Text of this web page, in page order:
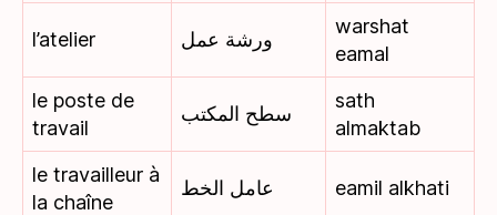
l’atelier ورشة عمل
warshat
eamal
le poste de
travail
سطح المكتب
sath
almaktab
le travailleur à
la chaîne
عامل الخط eamil alkhati